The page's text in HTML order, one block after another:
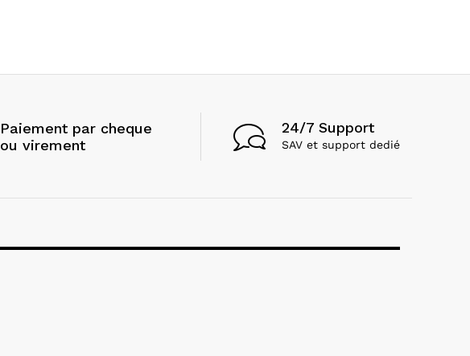
Paiement par cheque
ou virement
24/7 Support
SAV et support dedié